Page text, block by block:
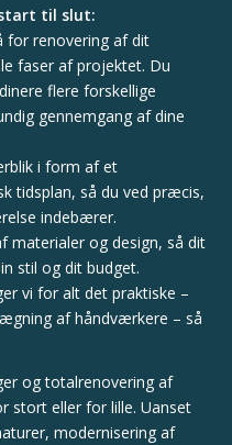
til slut:
for renovering af dit
faser af projektet. Du
flere forskellige
gennemgang af dine
i form af et
tidsplan, så du ved præcis,
indebærer.
materialer og design, så dit
stil og dit budget.
vi for alt det praktiske –
af håndværkere – så
og totalrenovering af
stort eller for lille. Uanset
modernisering af